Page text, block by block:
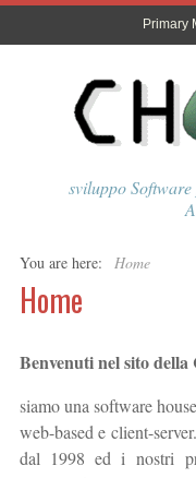
Primary
sviluppo
You are here: Home
Home
Benvenuti nel sito
siamo una software
web-based e client-
dal 1998 ed i nostri